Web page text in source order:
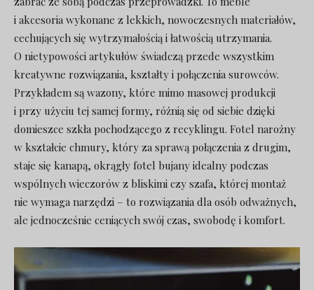
i akcesoria wykonane z lekkich, nowoczesnych materiałów,
cechujących się wytrzymałością i łatwością utrzymania.
O nietypowości artykułów świadczą przede wszystkim
kreatywne rozwiązania, kształty i połączenia surowców.
Przykładem są wazony, które mimo masowej produkcji
i przy użyciu tej samej formy, różnią się od siebie dzięki
domieszce szkła pochodzącego z recyklingu. Fotel narożny
w kształcie chmury, który za sprawą połączenia z drugim,
staje się kanapą, okrągły fotel bujany idealny podczas
wspólnych wieczorów z bliskimi czy szafa, której montaż
nie wymaga narzędzi – to rozwiązania dla osób odważnych,
ale jednocześnie ceniących swój czas, swobodę i komfort.